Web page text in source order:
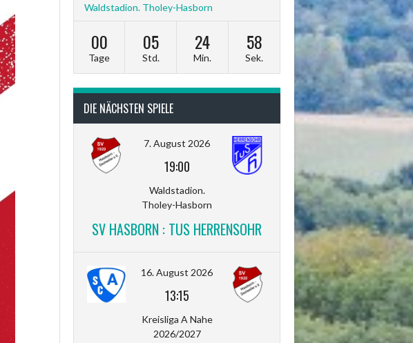
Waldstadion. Tholey-Hasborn
00
Tage
05
Std.
24
Min.
56
Sek.
DIE NÄCHSTEN SPIELE
7. August 2026
19:00
Waldstadion.
Tholey-Hasborn
SV HASBORN : TUS HERRENSOHR
16. August 2026
13:15
Kreisliga A Nahe
2026/2027